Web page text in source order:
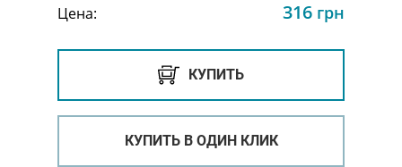
Цена:
316 грн
КУПИТЬ
КУПИТЬ В ОДИН КЛИК